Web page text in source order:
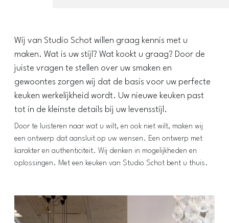
Wij van Studio Schot willen graag kennis met u
maken. Wat is uw stijl? Wat kookt u graag? Door de
juiste vragen te stellen over uw smaken en
gewoontes zorgen wij dat de basis voor uw perfecte
keuken werkelijkheid wordt. Uw nieuwe keuken past
tot in de kleinste details bij uw levensstijl.
Door te luisteren naar wat u wilt, en ook niet wilt, maken wij
een ontwerp dat aansluit op uw wensen. Een ontwerp met
karakter en authenticiteit. Wij denken in mogelijkheden en
oplossingen. Met een keuken van Studio Schot bent u thuis.